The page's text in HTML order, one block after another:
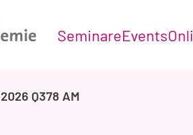
SeminareEvents
2026 Q378 AM